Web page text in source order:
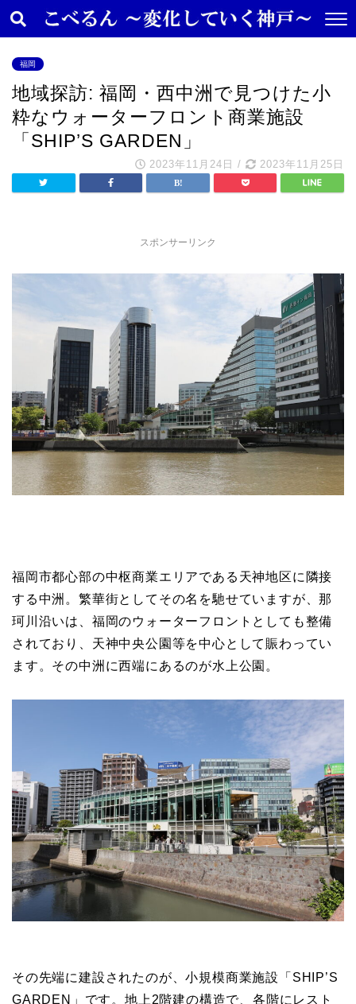
福岡
地域探訪: 福岡・西中洲で見つけた小
粋なウォーターフロント商業施設
「SHIP’S GARDEN」
2023年11月24日 / 2023年11月25日
スポンサーリンク
福岡市都心部の中枢商業エリアである天神地区に隣接
する中洲。繁華街としてその名を馳せていますが、那
珂川沿いは、福岡のウォーターフロントとしても整備
されており、天神中央公園等を中心として賑わってい
ます。その中洲に西端にあるのが水上公園。
その先端に建設されたのが、小規模商業施設「SHIP’S
GARDEN」です。地上2階建の構造で、各階にレスト